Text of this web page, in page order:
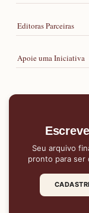
Editoras Parceiras
Apoie uma Iniciativa
Seu arquivo
pronto para ser